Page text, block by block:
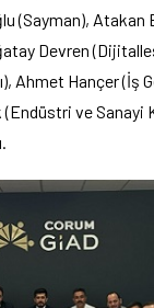
(Sayman),
Devren
Ahmet Hançer (İş
ve Sanayi